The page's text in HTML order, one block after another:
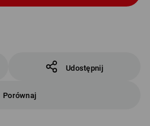
Udostępnij
Porównaj